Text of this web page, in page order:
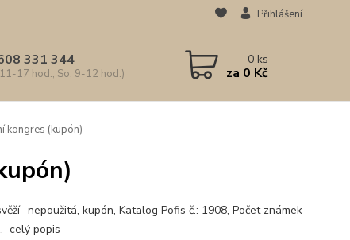
Přihlášení
331 344
17 hod.; So, 9-12 hod.)
0ks
za 0 Kč
kongres (kupón)
nepoužitá, kupón, Katalog Pofis č.: 1908, Počet známek
celý popis